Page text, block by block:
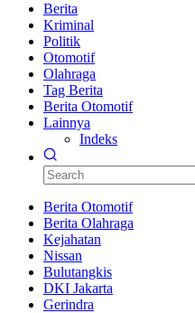
Berita
Kriminal
Politik
Otomotif
Olahraga
Tag Berita
Berita Otomotif
Lainnya
Indeks
Berita Otomotif
Berita Olahraga
Kejahatan
Nissan
Bulutangkis
DKI Jakarta
Gerindra